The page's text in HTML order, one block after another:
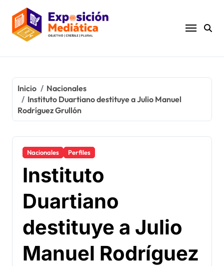
contenido
Inicio
Nacionales
Instituto Duartiano destituye a Julio Manuel
Rodríguez Grullón
Nacionales Perfiles
Instituto
Duartiano
destituye a Julio
Manuel Rodríguez